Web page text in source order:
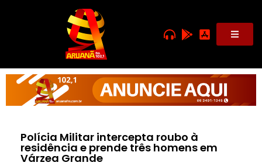
Polícia Militar intercepta roubo à
residência e prende três homens em
Várzea Grande